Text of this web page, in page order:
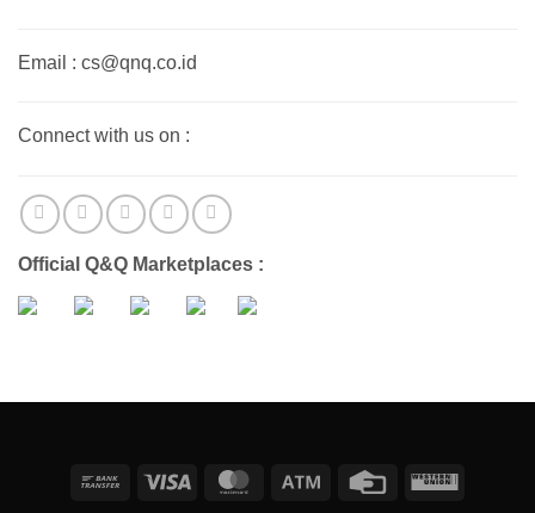
Email : cs@qnq.co.id
Connect with us on :
Official Q&Q Marketplaces :
Bank
Visa MasterCardAtm
Credit
Western